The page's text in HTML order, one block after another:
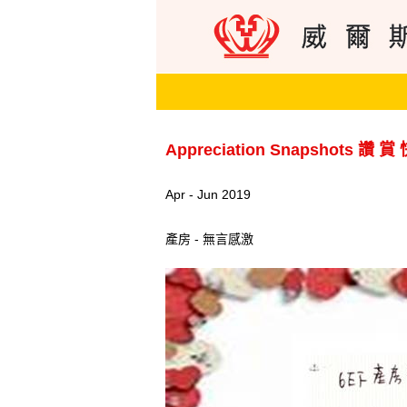
Appreciation Snapshots 讚 賞
Apr - Jun 2019
產房 - 無言感激